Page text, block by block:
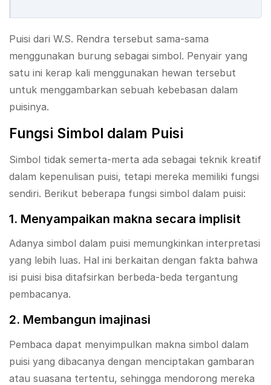
Puisi dari W.S. Rendra tersebut sama-sama
menggunakan burung sebagai simbol. Penyair yang
satu ini kerap kali menggunakan hewan tersebut
untuk menggambarkan sebuah kebebasan dalam
puisinya.
Fungsi Simbol dalam Puisi
Simbol tidak semerta-merta ada sebagai teknik kreatif
dalam kepenulisan puisi, tetapi mereka memiliki fungsi
sendiri. Berikut beberapa fungsi simbol dalam puisi:
1. Menyampaikan makna secara implisit
Adanya simbol dalam puisi memungkinkan interpretasi
yang lebih luas. Hal ini berkaitan dengan fakta bahwa
isi puisi bisa ditafsirkan berbeda-beda tergantung
pembacanya.
2. Membangun imajinasi
Pembaca dapat menyimpulkan makna simbol dalam
puisi yang dibacanya dengan menciptakan gambaran
atau suasana tertentu, sehingga mendorong mereka